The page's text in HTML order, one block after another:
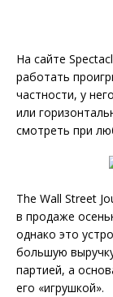
На сайте
работать
частности, у
или
смотреть при
The Wall Street
в продаже
однако это
большую
партией, а
его «игрушкой».